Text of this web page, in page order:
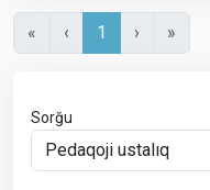
« ‹ 1 › »
Sorğu